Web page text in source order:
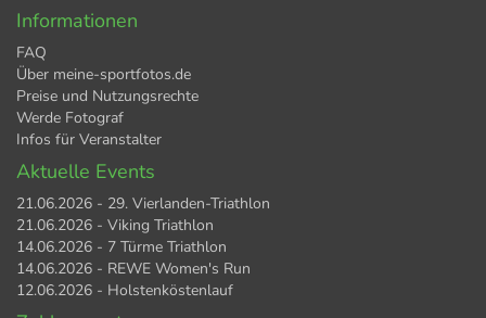
Informationen
FAQ
Über meine-sportfotos.de
Preise und Nutzungsrechte
Werde Fotograf
Infos für Veranstalter
Aktuelle Events
21.06.2026 - 29. Vierlanden-Triathlon
21.06.2026 - Viking Triathlon
14.06.2026 - 7 Türme Triathlon
14.06.2026 - REWE Women's Run
12.06.2026 - Holstenköstenlauf